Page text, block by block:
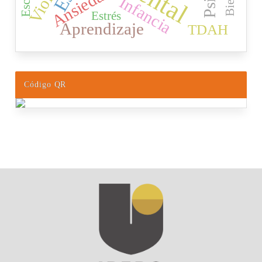
Infancia
Aprendizaje TDAH
Estrés
Código QR